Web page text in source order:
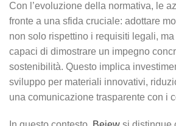
Con l’evoluzione della normativa, le
fronte a una sfida cruciale: adottare
non solo rispettino i requisiti legali,
capaci di dimostrare un impegno
sostenibilità. Questo implica
sviluppo per materiali innovativi,
una comunicazione trasparente con i